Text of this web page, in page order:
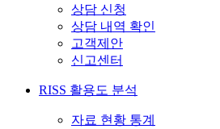
상담 신청
상담 내역 확인
고객제안
신고센터
RISS 활용도 분석
자료 현황 통계